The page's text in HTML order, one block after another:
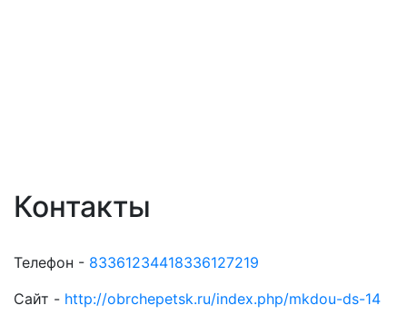
Контакты
Телефон - 83361234418336127219
Сайт - http://obrchepetsk.ru/index.php/mkdou-ds-14